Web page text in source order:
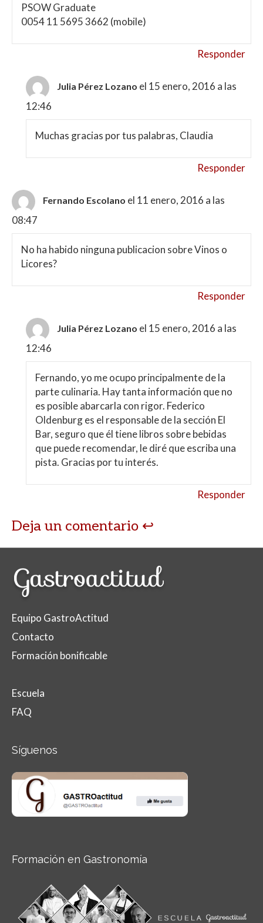
PSOW Graduate
0054 11 5695 3662 (mobile)
Responder
Julia Pérez Lozano el 15 enero, 2016 a las
12:46
Muchas gracias por tus palabras, Claudia
Responder
Fernando Escolano el 11 enero, 2016 a las
08:47
No ha habido ninguna publicacion sobre Vinos o
Licores?
Responder
Julia Pérez Lozano el 15 enero, 2016 a las
12:46
Fernando, yo me ocupo principalmente de la
parte culinaria. Hay tanta información que no
es posible abarcarla con rigor. Federico
Oldenburg es el responsable de la sección El
Bar, seguro que él tiene libros sobre bebidas
que puede recomendar, le diré que escriba una
pista. Gracias por tu interés.
Responder
Deja un comentario
Equipo GastroActitud
Contacto
Formación bonificable
Escuela
FAQ
Síguenos
Formación en Gastronomía